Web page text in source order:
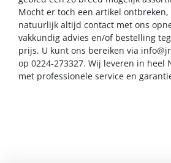
Mocht er toch een artikel
natuurlijk altijd contact met ons
vakkundig advies en/of bestelling
prijs. U kunt ons bereiken via
op 0224-273327. Wij leveren in heel
met professionele service en